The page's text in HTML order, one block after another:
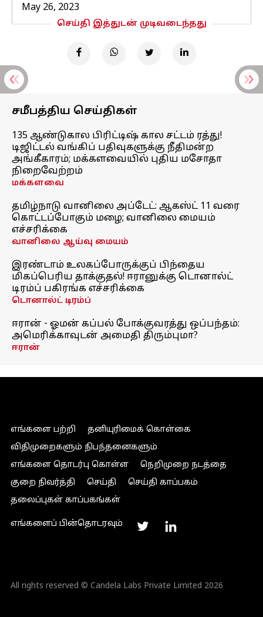
May 26, 2023
செய்தி இத்துடன் முடிவடைந்தது
சமீபத்திய செய்திகள்
135 ஆண்டுகால பிரிட்டிஷ் கால சட்டம் ரத்து!
டிஜிட்டல் வங்கிப் பதிவுகளுக்கு நீதிமன்ற
அங்கீகாரம்; மக்களவையில் புதிய மசோதா
நிறைவேற்றம்
மக்களவை
தமிழ்நாடு வானிலை அப்டேட்: ஆகஸ்ட் 11 வரை
கொட்டப்போகும் மழை; வானிலை மையம்
எச்சரிக்கை
வானிலை ஆய்வு மையம்
இரண்டாம் உலகப்போருக்குப் பிந்தைய
மிகப்பெரிய தாக்குதல்! ஈரானுக்கு டொனால்ட்
டிரம்ப் பகிரங்க எச்சரிக்கை
டொனால்ட் டிரம்ப்
ஈரான் - ஓமன் கப்பல் போக்குவரத்து ஒப்பந்தம்:
அமெரிக்காவுடன் அமைதி திரும்புமா?
ஈரான்
எங்களை பற்றி
தனியுரிமைக் கொள்கை
விதிமுறைகளும் நிபந்தனைகளும்
எங்களை தொடர்பு கொள்ள
நெறிமுறை நடத்தை
குறை நிவர்த்தி
செய்தி
செய்தி காப்பகம்
தலைப்புகள் காப்பகங்கள்
எங்களைப் பின்தொடரவும்
All rights reserved © Candela Labs Private Limited 2026